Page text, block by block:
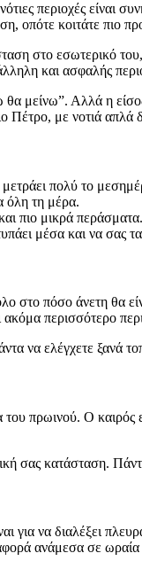
περιοχές είναι
οπότε κοιτάτε
στο εσωτερικό
και ασφαλής
μείνω”. Αλλά η
με νοτιά απλά
πολύ το
όλη τη μέρα.
πιο μικρά περάσματα.
μέσα και να σας
στο πόσο άνετη θα
περισσότερο
να ελέγχετε ξανά
του πρωινού. Ο
κατάσταση.
για να διαλέξει
ανάμεσα σε